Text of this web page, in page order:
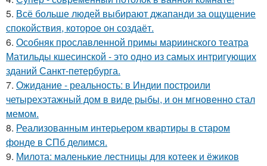
5. Всё больше людей выбирают джапанди за ощущение
спокойствия, которое он создаёт.
6. Особняк прославленной примы мариинского театра
Матильды кшесинской - это одно из самых интригующих
зданий Санкт-петербурга.
7. Ожидание - реальность: в Индии построили
четырехэтажный дом в виде рыбы, и он мгновенно стал
мемом.
8. Реализованным интерьером квартиры в старом
фонде в СПб делимся.
9. Милота: маленькие лестницы для котеек и ёжиков